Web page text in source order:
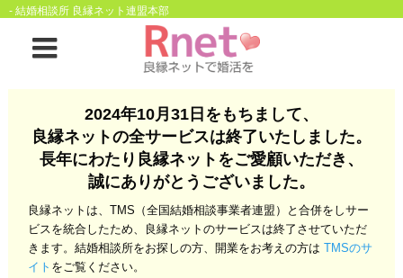
良縁ネットとは
お金のこと
会社概要
よくある質問
- 結婚相談所 良縁ネット連盟本部
2024年10月31日をもちまして、
良縁ネットの全サービスは終了いたしました。
長年にわたり良縁ネットをご愛顧いただき、
誠にありがとうございました。
良縁ネットは、TMS（全国結婚相談事業者連盟）と合併をしサー
ビスを統合したため、良縁ネットのサービスは終了させていただ
きます。結婚相談所をお探しの方、開業をお考えの方はTMSのサ
イト をご覧ください。